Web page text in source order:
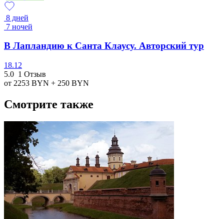
8 дней
7 ночей
В Лапландию к Санта Клаусу. Авторский тур
18.12
5.0 1 Отзыв
от 2253 BYN + 250 BYN
Смотрите также